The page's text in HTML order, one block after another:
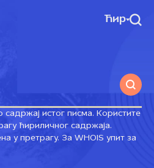
Ћир
садржај истог писма. Користите
ћириличног садржаја.
у претрагу. За WHOIS упит за